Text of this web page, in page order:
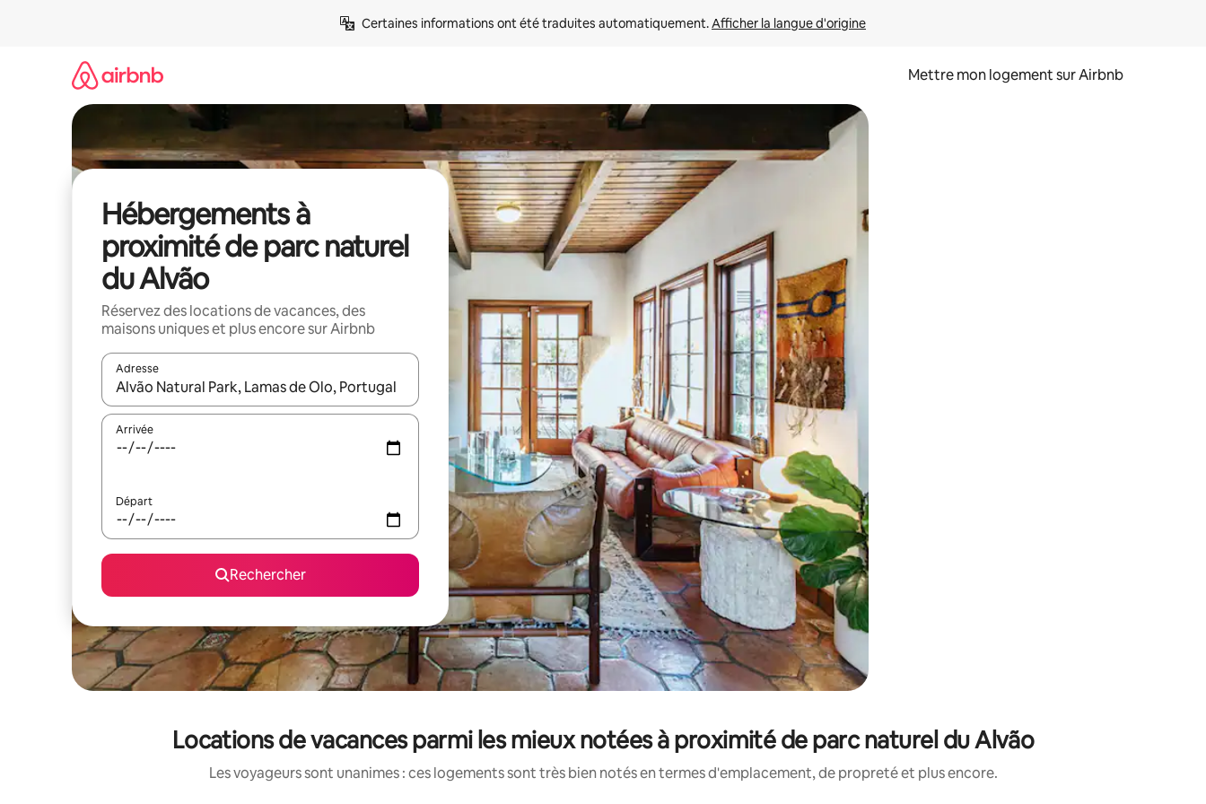
Certaines informations ont été traduites automatiquement. Afficher la langue d'origine
Mettre mon logement sur Airbnb
Hébergements à
proximité de parc naturel
du Alvão
Réservez des locations de vacances, des
maisons uniques et plus encore sur Airbnb
Adresse
Lorsque les résultats s'affichent, utilisez les flèches vers le haut et vers le bas pour les parcourir ou en appuyant et en faisant glisser.
Arrivée
Départ
Rechercher
Locations de vacances parmi les mieux notées à proximité de parc naturel du Alvão
Les voyageurs sont unanimes : ces logements sont très bien notés en termes d'emplacement, de propreté et plus encore.